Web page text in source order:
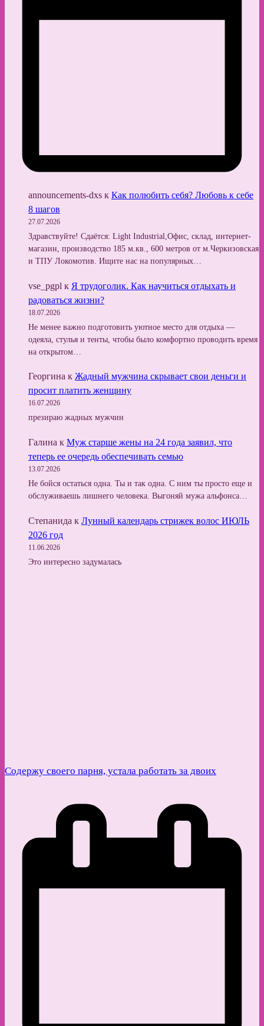
announcements-dxs к Как полюбить себя? Любовь к себе
8 шагов
27.07.2026
Здравствуйте! Сдаётся: Light Industrial,Офис, склад, интернет-
магазин, производство 185 м.кв., 600 метров от м.Черкизовская
и ТПУ Локомотив. Ищите нас на популярных…
vse_pgpl к Я трудоголик. Как научиться отдыхать и
радоваться жизни?
18.07.2026
Не менее важно подготовить уютное место для отдыха —
одеяла, стулья и тенты, чтобы было комфортно проводить время
на открытом…
Георгина к Жадный мужчина скрывает свои деньги и
просит платить женщину
16.07.2026
презираю жадных мужчин
Галина к Муж старше жены на 24 года заявил, что
теперь ее очередь обеспечивать семью
13.07.2026
Не бойся остаться одна. Ты и так одна. С ним ты просто еще и
обслуживаешь лишнего человека. Выгоняй мужа альфонса…
Степанида к Лунный календарь стрижек волос ИЮЛЬ
2026 год
11.06.2026
Это интересно задумалась
Содержу своего парня, устала работать за двоих